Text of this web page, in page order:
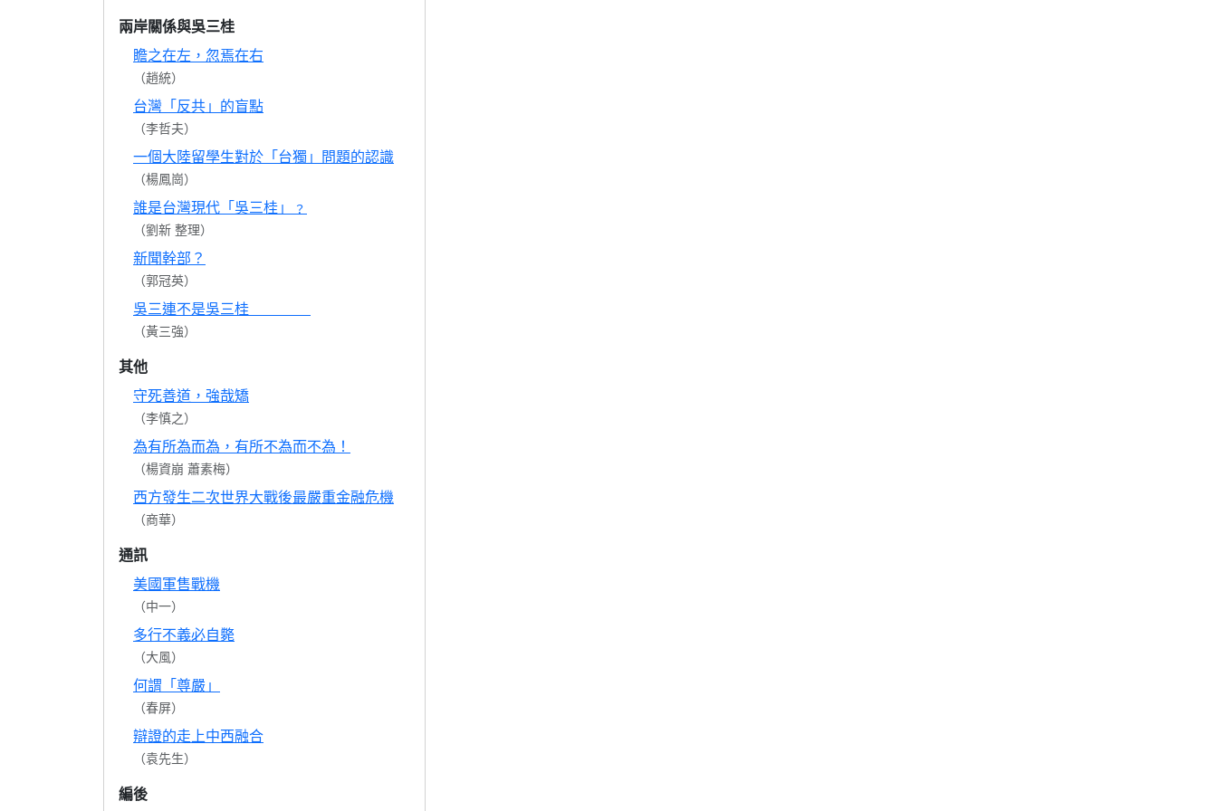
兩岸關係與吳三桂
瞻之在左，忽焉在右
（趙統）
台灣「反共」的盲點
（李哲夫）
一個大陸留學生對於「台獨」問題的認識
（楊鳳崗）
誰是台灣現代「吳三桂」﹖
（劉新 整理）
新聞幹部？
（郭冠英）
吳三連不是吳三桂
（黃三強）
其他
守死善道，強哉矯
（李慎之）
為有所為而為，有所不為而不為！
（楊資崩 蕭素梅）
西方發生二次世界大戰後最嚴重金融危機
（商華）
通訊
美國軍售戰機
（中一）
多行不義必自斃
（大風）
何謂「尊嚴」
（春屏）
辯證的走上中西融合
（袁先生）
編後